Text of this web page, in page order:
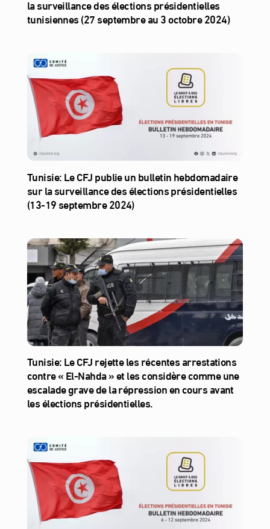
la surveillance des élections présidentielles
tunisiennes (27 septembre au 3 octobre 2024)
Tunisie: Le CFJ publie un bulletin hebdomadaire
sur la surveillance des élections présidentielles
(13-19 septembre 2024)
Tunisie: Le CFJ rejette les récentes arrestations
contre « El-Nahda » et les considère comme une
escalade grave de la répression en cours avant
les élections présidentielles.